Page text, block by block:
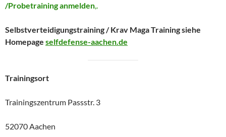
/Probetraining anmelden,.
Selbstverteidigungstraining / Krav Maga Training siehe
Homepage selfdefense-aachen.de
Trainingsort
Trainingszentrum Passstr. 3
52070 Aachen